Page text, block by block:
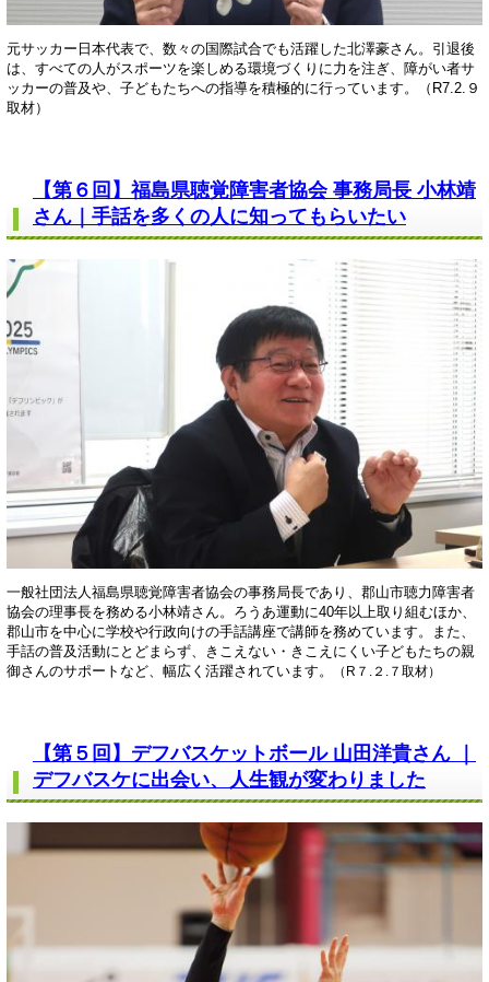
元サッカー日本代表で、数々の国際試合でも活躍した北澤豪さん。引退後
は、すべての人がスポーツを楽しめる環境づくりに力を注ぎ、障がい者サ
ッカーの普及や、子どもたちへの指導を積極的に行っています。（R7.2.９
取材）
【第６回】福島県聴覚障害者協会 事務局長 小林靖
さん｜手話を多くの人に知ってもらいたい
一般社団法人福島県聴覚障害者協会の事務局長であり、郡山市聴力障害者
協会の理事長を務める小林靖さん。ろうあ運動に40年以上取り組むほか、
郡山市を中心に学校や行政向けの手話講座で講師を務めています。また、
手話の普及活動にとどまらず、きこえない・きこえにくい子どもたちの親
御さんのサポートなど、幅広く活躍されています。
（R７.２.７取材）
【第５回】デフバスケットボール 山田洋貴さん ｜
デフバスケに出会い、人生観が変わりました